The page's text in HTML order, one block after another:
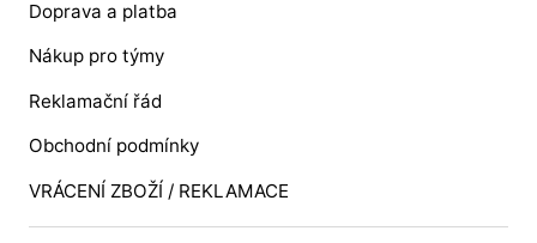
Doprava a platba
Nákup pro týmy
Reklamační řád
Obchodní podmínky
VRÁCENÍ ZBOŽÍ / REKLAMACE